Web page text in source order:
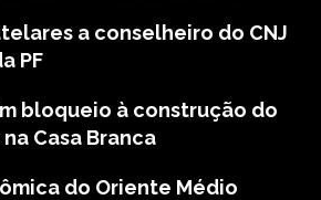
a conselheiro do CNJ
PF
bloqueio à construção do
Casa Branca
do Oriente Médio